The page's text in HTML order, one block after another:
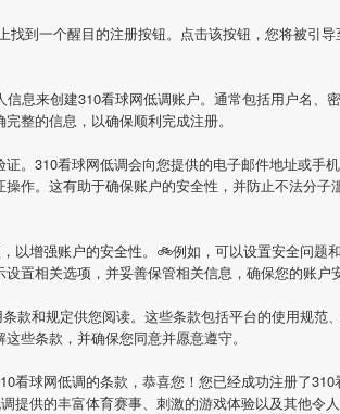
找到一个醒目的注册按钮。点击该按钮，您将被引导
信息来创建310看球网低调账户。通常包括用户名、密
整的信息，以确保顺利完成注册。
。 310看球网低调会向您提供的电子邮件地址或手
作。这有助于确保账户的安全性，并防止不法分子
以增强账户的安全性。🚲例如，可以设置安全问题
置相关选项，并妥善保管相关信息，确保您的账户安
款和规定供您阅读。这些条款包括平台的使用规范
些条款，并确保您同意并愿意遵守。
看球网低调的条款，恭喜您！您已经成功注册了310
提供的丰富体育赛事、刺激的游戏体验以及其他令